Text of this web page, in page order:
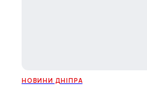
НОВИНИ ДНІПРА